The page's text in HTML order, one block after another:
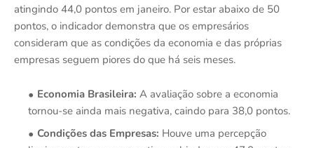
atingindo 44,0 pontos em janeiro. Por estar abaixo de 50
pontos, o indicador demonstra que os empresários
consideram que as condições da economia e das próprias
empresas seguem piores do que há seis meses.
Economia Brasileira: A avaliação sobre a economia
tornou-se ainda mais negativa, caindo para 38,0 pontos.
Condições das Empresas: Houve uma percepção